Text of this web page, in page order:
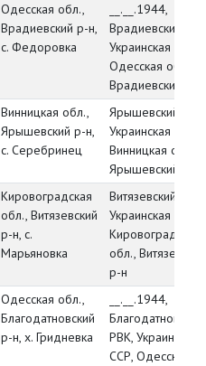
Одесская обл.,
Врадиевский р-н,
с. Федоровка
__.__.1944,
Врадиевский
Украинская ССР,
Одесская обл.,
Врадиевский р-н
Винницкая обл.,
Ярышевский р-н,
с. Серебринец
Ярышевский РВК,
Украинская ССР,
Винницкая обл.,
Ярышевский р-н
Кировоградская
обл., Витязевский
р-н, с.
Марьяновка
Витязевский РВК,
Украинская ССР,
Кировоградская
обл., Витязевский
р-н
Одесская обл.,
Благодатновский
р-н, х. Гридневка
__.__.1944,
Благодатновский
РВК, Украинская
ССР, Одесская